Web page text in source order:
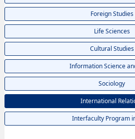
Foreign Studies
Life Sciences
Cultural Studies
Information Science
Sociology
International
Interfaculty Program